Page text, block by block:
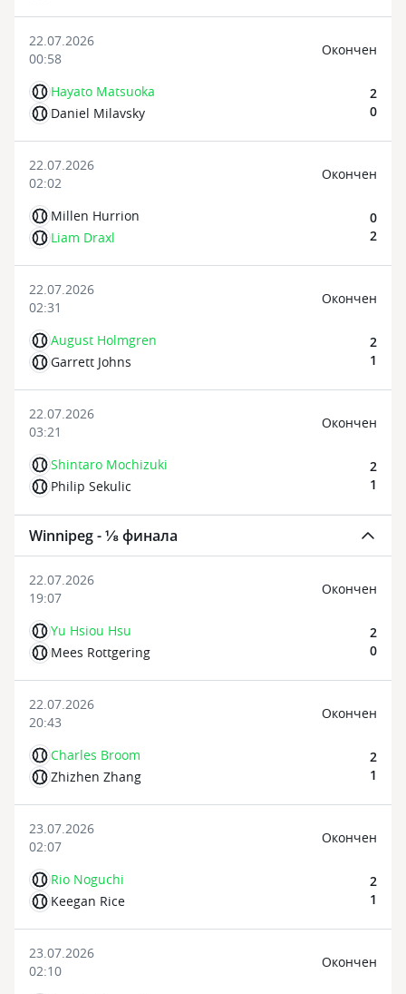
22.07.2026
00:58
Hayato Matsuoka
Daniel Milavsky
Oкончен
2
0
22.07.2026
02:02
Millen Hurrion
Liam Draxl
Oкончен
0
2
22.07.2026
02:31
August Holmgren
Garrett Johns
Oкончен
2
1
22.07.2026
03:21
Shintaro Mochizuki
Philip Sekulic
Oкончен
2
1
Winnipeg - ⅛ финала
22.07.2026
19:07
Yu Hsiou Hsu
Mees Rottgering
Oкончен
2
0
22.07.2026
20:43
Charles Broom
Zhizhen Zhang
Oкончен
2
1
23.07.2026
02:07
Rio Noguchi
Keegan Rice
Oкончен
2
1
23.07.2026
02:10
Oкончен